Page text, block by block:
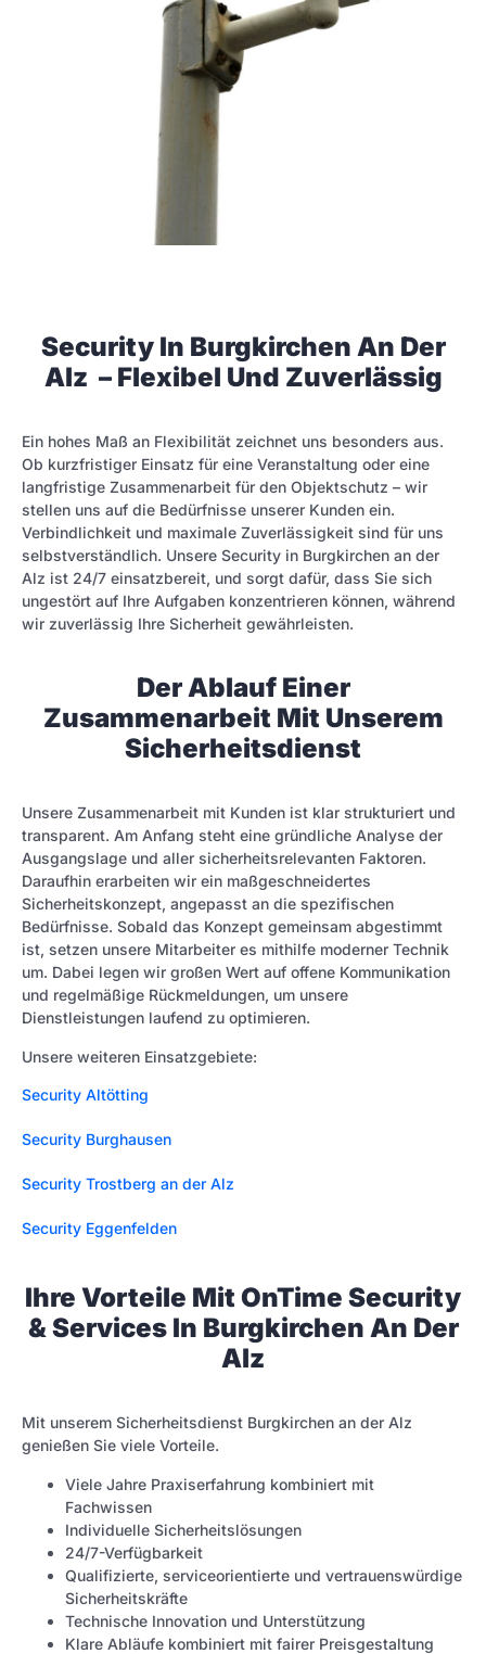
Security In Burgkirchen An Der
Alz – Flexibel Und Zuverlässig
Ein hohes Maß an Flexibilität zeichnet uns besonders aus.
Ob kurzfristiger Einsatz für eine Veranstaltung oder eine
langfristige Zusammenarbeit für den Objektschutz – wir
stellen uns auf die Bedürfnisse unserer Kunden ein.
Verbindlichkeit und maximale Zuverlässigkeit sind für uns
selbstverständlich. Unsere Security in Burgkirchen an der
Alz ist 24/7 einsatzbereit, und sorgt dafür, dass Sie sich
ungestört auf Ihre Aufgaben konzentrieren können, während
wir zuverlässig Ihre Sicherheit gewährleisten.
Der Ablauf Einer
Zusammenarbeit Mit Unserem
Sicherheitsdienst
Unsere Zusammenarbeit mit Kunden ist klar strukturiert und
transparent. Am Anfang steht eine gründliche Analyse der
Ausgangslage und aller sicherheitsrelevanten Faktoren.
Daraufhin erarbeiten wir ein maßgeschneidertes
Sicherheitskonzept, angepasst an die spezifischen
Bedürfnisse. Sobald das Konzept gemeinsam abgestimmt
ist, setzen unsere Mitarbeiter es mithilfe moderner Technik
um. Dabei legen wir großen Wert auf offene Kommunikation
und regelmäßige Rückmeldungen, um unsere
Dienstleistungen laufend zu optimieren.
Unsere weiteren Einsatzgebiete:
Security Altötting
Security Burghausen
Security Trostberg an der Alz
Security Eggenfelden
Ihre Vorteile Mit OnTime Security
& Services In Burgkirchen An Der
Alz
Mit unserem Sicherheitsdienst Burgkirchen an der Alz
genießen Sie viele Vorteile.
Viele Jahre Praxiserfahrung kombiniert mit
Fachwissen
Individuelle Sicherheitslösungen
24/7-Verfügbarkeit
Qualifizierte, serviceorientierte und vertrauenswürdige
Sicherheitskräfte
Technische Innovation und Unterstützung
Klare Abläufe kombiniert mit fairer Preisgestaltung